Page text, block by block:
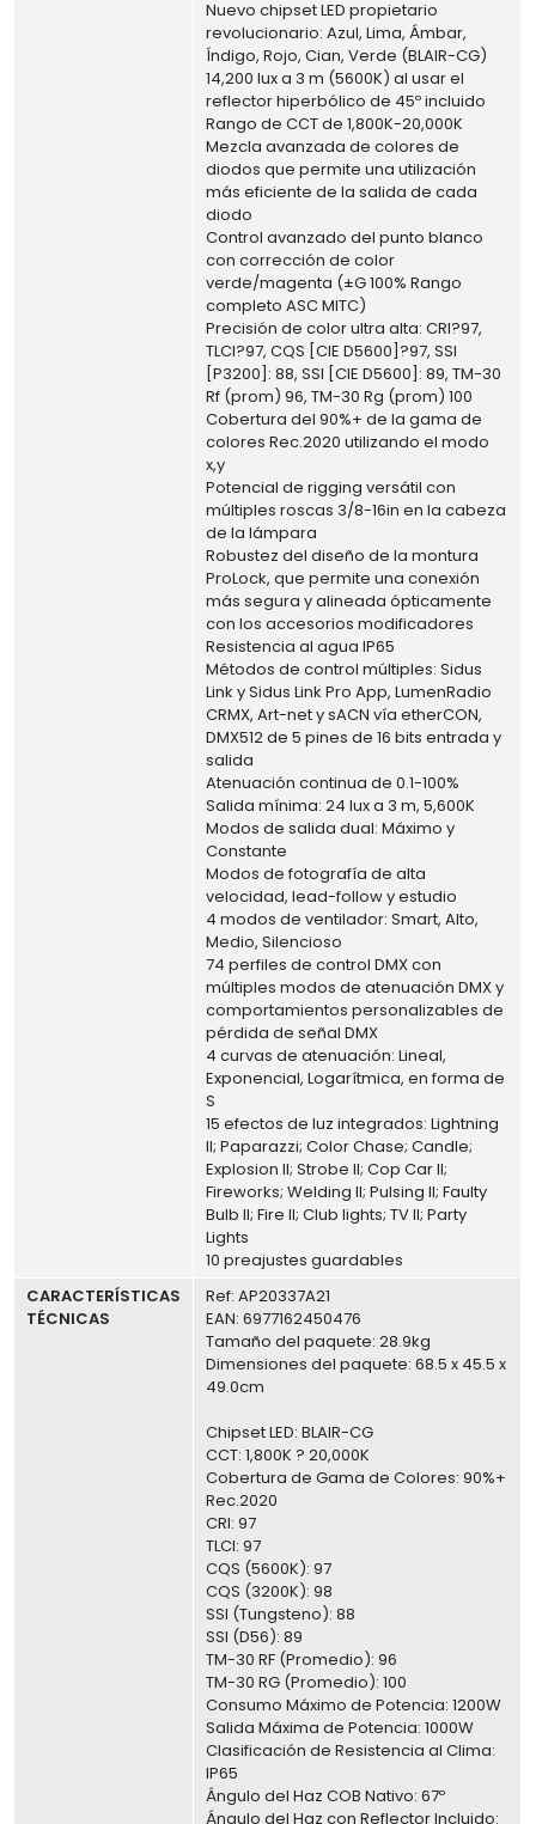
Nuevo chipset LED propietario
revolucionario: Azul, Lima, Ámbar,
Índigo, Rojo, Cian, Verde (BLAIR-CG)
14,200 lux a 3 m (5600K) al usar el
reflector hiperbólico de 45º incluido
Rango de CCT de 1,800K-20,000K
Mezcla avanzada de colores de
diodos que permite una utilización
más eficiente de la salida de cada
diodo
Control avanzado del punto blanco
con corrección de color
verde/magenta (±G 100% Rango
completo ASC MITC)
Precisión de color ultra alta: CRI?97,
TLCI?97, CQS [CIE D5600]?97, SSI
[P3200]: 88, SSI [CIE D5600]: 89, TM-30
Rf (prom) 96, TM-30 Rg (prom) 100
Cobertura del 90%+ de la gama de
colores Rec.2020 utilizando el modo
x,y
Potencial de rigging versátil con
múltiples roscas 3/8-16in en la cabeza
de la lámpara
Robustez del diseño de la montura
ProLock, que permite una conexión
más segura y alineada ópticamente
con los accesorios modificadores
Resistencia al agua IP65
Métodos de control múltiples: Sidus
Link y Sidus Link Pro App, LumenRadio
CRMX, Art-net y sACN vía etherCON,
DMX512 de 5 pines de 16 bits entrada y
salida
Atenuación continua de 0.1-100%
Salida mínima: 24 lux a 3 m, 5,600K
Modos de salida dual: Máximo y
Constante
Modos de fotografía de alta
velocidad, lead-follow y estudio
4 modos de ventilador: Smart, Alto,
Medio, Silencioso
74 perfiles de control DMX con
múltiples modos de atenuación DMX y
comportamientos personalizables de
pérdida de señal DMX
4 curvas de atenuación: Lineal,
Exponencial, Logarítmica, en forma de
S
15 efectos de luz integrados: Lightning
II; Paparazzi; Color Chase; Candle;
Explosion II; Strobe II; Cop Car II;
Fireworks; Welding II; Pulsing II; Faulty
Bulb II; Fire II; Club lights; TV II; Party
Lights
10 preajustes guardables
CARACTERÍSTICAS
TÉCNICAS
Ref: AP20337A21
EAN: 6977162450476
Tamaño del paquete: 28.9kg
Dimensiones del paquete: 68.5 x 45.5 x
49.0cm
Chipset LED: BLAIR-CG
CCT: 1,800K ? 20,000K
Cobertura de Gama de Colores: 90%+
Rec.2020
CRI: 97
TLCI: 97
CQS (5600K): 97
CQS (3200K): 98
SSI (Tungsteno): 88
SSI (D56): 89
TM-30 RF (Promedio): 96
TM-30 RG (Promedio): 100
Consumo Máximo de Potencia: 1200W
Salida Máxima de Potencia: 1000W
Clasificación de Resistencia al Clima:
IP65
Ángulo del Haz COB Nativo: 67º
Ángulo del Haz con Reflector Incluido: